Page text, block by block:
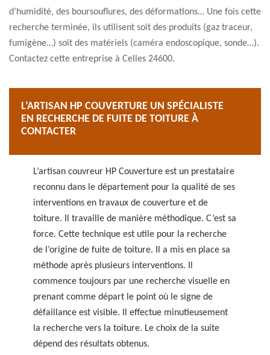
d’humidité, des boursouflures, des déformations… Une fois cette
recherche terminée, ils utilisent soit des produits (gaz traceur,
fumigène…) soit des matériels (caméra endoscopique, sonde…).
Contactez cette entreprise à Celles 24600.
L’ARTISAN HP COUVERTURE UN SPÉCIALISTE
EN RECHERCHE DE FUITE DE TOITURE À
CONTACTER
L’artisan couvreur HP Couverture est un prestataire
reconnu dans le département pour la qualité de ses
interventions en travaux de couverture et de
toiture. Il travaille de manière méthodique. C’est sa
force. Cette technique est utile pour la recherche
de l’origine de fuite de toiture. Il a mis en place sa
méthode après plusieurs interventions. Il
commence toujours par une recherche visuelle en
prenant comme départ le point où le signe de
défaillance est visible. Il effectue minutieusement
la recherche vers la toiture. Le choix de la suite
dépend des résultats obtenus.